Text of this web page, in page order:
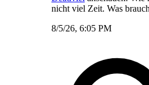
nicht viel Zeit. Was
8/5/26, 6:05 PM